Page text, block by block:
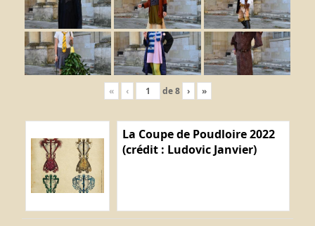
« ‹ de8 › »
La Coupe de Poudloire 2022
(crédit : Ludovic Janvier)